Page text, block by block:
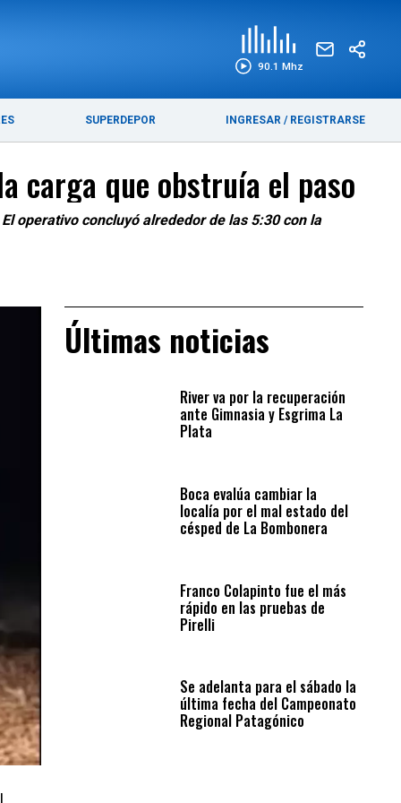
90.1 Mhz
SUPERDEPOR INGRESAR / REGISTRARSE
carga que obstruía el paso
operativo concluyó alrededor de las 5:30 con la
Últimas noticias
River va por la recuperación
ante Gimnasia y Esgrima La
Plata
Boca evalúa cambiar la
localía por el mal estado del
césped de La Bombonera
Franco Colapinto fue el más
rápido en las pruebas de
Pirelli
Se adelanta para el sábado la
última fecha del Campeonato
Regional Patagónico